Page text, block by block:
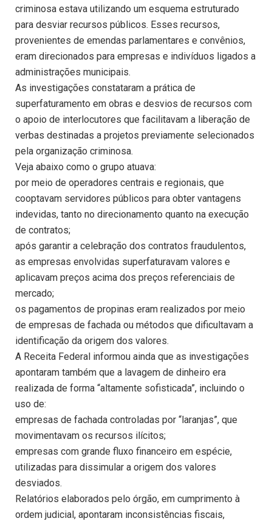
criminosa estava utilizando um esquema estruturado
para desviar recursos públicos. Esses recursos,
provenientes de emendas parlamentares e convênios,
eram direcionados para empresas e indivíduos ligados a
administrações municipais.
As investigações constataram a prática de
superfaturamento em obras e desvios de recursos com
o apoio de interlocutores que facilitavam a liberação de
verbas destinadas a projetos previamente selecionados
pela organização criminosa.
Veja abaixo como o grupo atuava:
por meio de operadores centrais e regionais, que
cooptavam servidores públicos para obter vantagens
indevidas, tanto no direcionamento quanto na execução
de contratos;
após garantir a celebração dos contratos fraudulentos,
as empresas envolvidas superfaturavam valores e
aplicavam preços acima dos preços referenciais de
mercado;
os pagamentos de propinas eram realizados por meio
de empresas de fachada ou métodos que dificultavam a
identificação da origem dos valores.
A Receita Federal informou ainda que as investigações
apontaram também que a lavagem de dinheiro era
realizada de forma “altamente sofisticada”, incluindo o
uso de:
empresas de fachada controladas por “laranjas”, que
movimentavam os recursos ilícitos;
empresas com grande fluxo financeiro em espécie,
utilizadas para dissimular a origem dos valores
desviados.
Relatórios elaborados pelo órgão, em cumprimento à
ordem judicial, apontaram inconsistências fiscais,